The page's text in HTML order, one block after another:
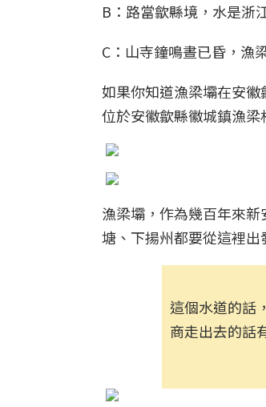
B：路當歙縣境，水是浙
C：山寺鐘鳴晝已昏，漁
如果你知道漁梁壩在安
位於安徽歙縣徽城鎮漁梁
漁梁壩，‌‌作為幾百年來
塘、下揚州都要從這裡
這個水道的話
商走出去的話